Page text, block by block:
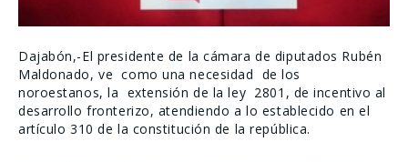
Dajabón,-El presidente de la cámara de diputados Rubén
Maldonado, ve como una necesidad de los
noroestanos, la extensión de la ley 2801, de incentivo al
desarrollo fronterizo, atendiendo a lo establecido en el
artículo 310 de la constitución de la república.